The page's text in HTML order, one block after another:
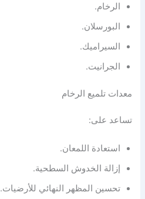
الرخام.
البورسلان.
السيراميك.
الجرانيت.
معدات تلميع الرخام
تساعد على:
استعادة اللمعان.
إزالة الخدوش السطحية.
تحسين المظهر النهائي للأرضيات.